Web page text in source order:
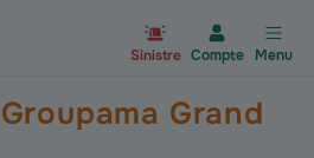
Sinistre Compte Menu
Grand